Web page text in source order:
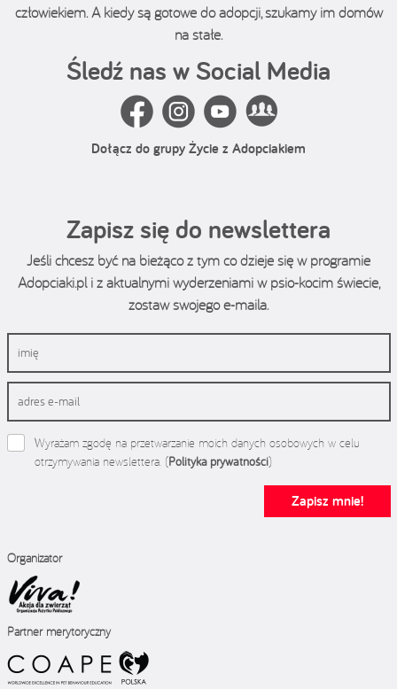
człowiekiem. A kiedy są gotowe do adopcji, szukamy im domów
na stałe.
Śledź nas w Social Media
Dołącz do grupy Życie z Adopciakiem
Zapisz się do newslettera
Jeśli chcesz być na bieżąco z tym co dzieje się w programie
Adopciaki.pl i z aktualnymi wyderzeniami w psio-kocim świecie,
zostaw swojego e-maila.
Wyrażam zgodę na przetwarzanie moich danych osobowych w celu
otrzymywania newslettera. (Polityka prywatności)
Zapisz mnie!
Organizator
Partner merytoryczny